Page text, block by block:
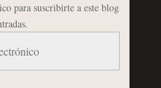
para suscribirte a este blog